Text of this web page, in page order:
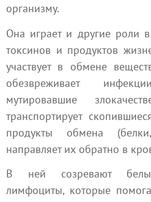
организму.
Она играет и другие роли
токсинов и продуктов
участвует в обмене
обезвреживает
мутировавшие
транспортирует
продукты обмена
направляет их обратно в
В ней созревают
лимфоциты, которые